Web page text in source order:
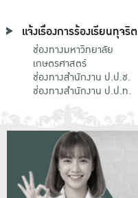
แจ้งเรื่องการร้องเรียนทุจริต
ช่องทางมหาวิทยาลัย
เกษตรศาสตร์
ช่องทางสำนักงาน ป.ป.ช.
ช่องทางสำนักงาน ป.ป.ท.